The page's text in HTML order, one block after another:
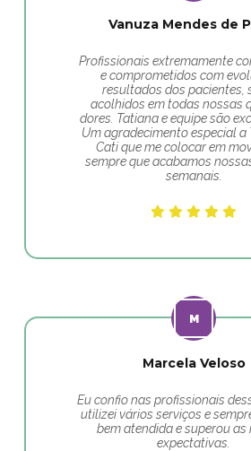
Vanuza Mendes de
Profissionais extremamente
e comprometidos com
resultados dos pacientes,
acolhidos em todas nossas
dores. Tatiana e equipe são
Um agradecimento especial a
Cati que me colocar em
sempre que acabamos
semanais.
Marcela Veloso
Eu confio nas profissionais
utilizei vários serviços e
bem atendida e superou as
expectativas.